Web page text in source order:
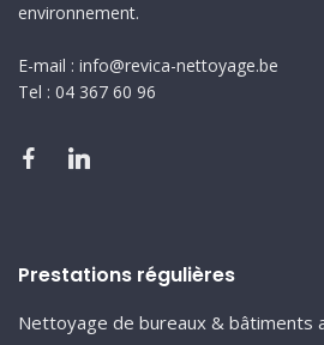
environnement.
E-mail : info@revica-nettoyage.be
Tel : 04 367 60 96
Prestations régulières
Nettoyage de bureaux & bâtiments